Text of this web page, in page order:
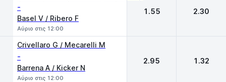
-
Basel V / Ribero F
Αύριο στις 12:00
1.55 2.30
Crivellaro G / Mecarelli M
-
Barrena A / Kicker N
Αύριο στις 12:00
2.95 1.32